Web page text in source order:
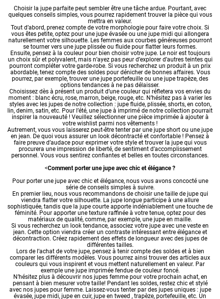
Choisir la jupe parfaite peut sembler être une tâche ardue. Pourtant, avec
quelques conseils simples, vous pourrez rapidement trouver la pièce qui vous
mettra en valeur.
Tout d’abord, prenez compte de votre morphologie pour faire votre choix. Si
vous êtes petite, optez pour une jupe évasée ou une jupe midi qui allongera
naturellement votre silhouette. Les femmes aux courbes généreuses pourront
se tourner vers une jupe plissée ou fluide pour flatter leurs formes.
Ensuite, pensez à la couleur pour bien choisir votre jupe. Le noir est toujours
un choix sûr et polyvalent, mais n’ayez pas peur d’explorer d’autres teintes qui
pourront compléter votre garde-robe. Si vous recherchez un produit à un prix
abordable, tenez compte des soldes pour dénicher de bonnes affaires. Vous
pourrez, par exemple, trouver une jupe portefeuille ou une jupe trapèze, des
options tendances à ne pas délaisser.
Choisissez dès à présent un produit d’une couleur qui réfletera vos envies du
moment : blanc écru, rose, marron, beige, rouge, etc. N’hésitez pas à varier les
styles avec les jupes de notre collection : jupe fluide, plissée, shorts, en coton,
lin, denim, satin, etc. Pour l’été, une jupe à imprimé de notre collection pourrait
inspirer la nouveauté ! Veuillez sélectionner une pièce imprimée à ajouter à
votre wishlist parmi nos vêtements !
Autrement, vous vous laisserez peut-être tenter par une jupe short ou une jupe
en jean. De quoi vous assurer un look décontracté et confortable ! Pensez à
faire preuve d’audace pour exprimer votre style et trouver la jupe qui vous
procurera une impression de liberté, de sentiment d’accomplissement
personnel. Vous vous sentirez confiantes et belles en toutes circonstances.
<Comment porter une jupe avec chic et élégance ?
Pour porter une jupe avec chic et élégance, nous vous avons concocté une
série de conseils simples à suivre.
En premier lieu, nous vous recommandons de choisir une taille de jupe qui
viendra flatter votre silhouette. La jupe longue participe à une allure
sophistiquée, tandis que la jupe courte apporte indéniablement une touche de
féminité. Pour apporter une texture raffinée à votre tenue, optez pour des
matériaux de qualité, comme, par exemple, une jupe en maille.
Si vous recherchez un look tendance, associez votre jupe avec une veste en
jean. Cette option viendra créer un contraste intéressant entre élégance et
décontraction. Créez rapidement des effets de longueur avec des jupes de
différentes tailles.
Lors de l’achat de votre jupe, pensez à tenir compte des soldes et à bien
comparer les différents modèles. Vous pourrez ainsi trouver des articles aux
couleurs qui vous inspirent et vous mettent naturellement en valeur. Par
exemple une jupe imprimée fendue de couleur foncé.
N’hésitez plus à découvrir nos jupes femme pour votre prochain achat, en
pensant à bien mesurer votre taille! Pendant les soldes, restez chic et stylé
avec nos jupes pour femme. Laissez-vous tenter par des jupes uniques : jupe
évasée, jupe midi, jupe en cuir, jupe en tweed , trapèze, portefeuille, etc. Un